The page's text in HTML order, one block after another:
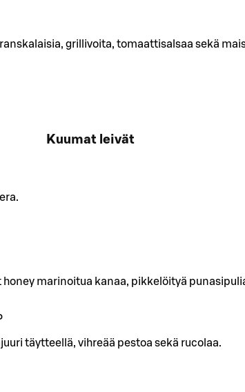
grillivoita, tomaattisalsaa sekä
Kuumat leivät
honey marinoitua kanaa, pikkelöityä
täytteellä, vihreää pestoa sekä rucolaa.